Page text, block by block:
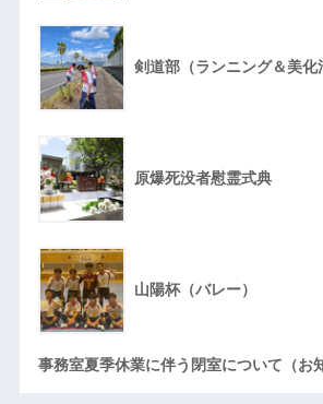
剣道部（ランニング＆美化
原爆死没者慰霊式典
山陽杯（バレー）
事務室夏季休業に伴う閉室について（お